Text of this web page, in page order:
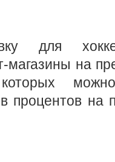
для
магазины на
процентов на